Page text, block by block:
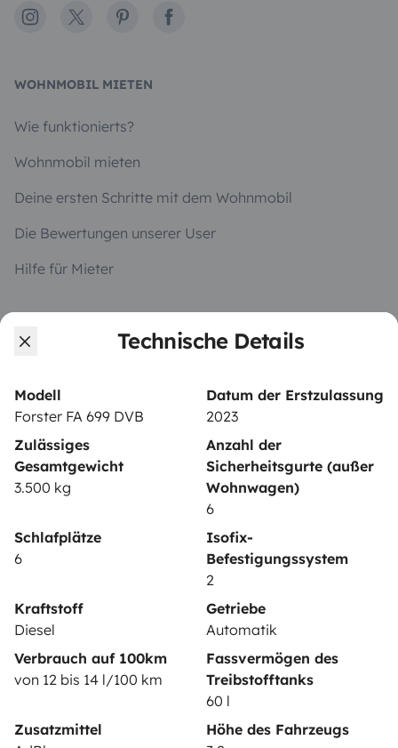
Technische Details
Modell
Forster FA 699 DVB
Datum der Erstzulassung
2023
Zulässiges
Gesamtgewicht
3.500 kg
Anzahl der
Sicherheitsgurte (außer
Wohnwagen)
6
Schlafplätze
6
Isofix-
Befestigungssystem
2
Kraftstoff
Diesel
Getriebe
Automatik
Verbrauch auf 100km
von 12 bis 14 l/100 km
Fassvermögen des
Treibstofftanks
60 l
Zusatzmittel
Höhe des Fahrzeugs
Instagram
X PinterestFacebook
WOHNMOBIL MIETEN
Wie funktionierts?
Wohnmobil mieten
Deine ersten Schritte mit dem Wohnmobil
Die Bewertungen unserer User
Hilfe für Mieter
VERMIETER
Mietvertrag
Mietversicherung
Mietpannenhilfe
Sichere Zahlungsweisen Ratenzahlung
Herunterladen im
Verfügbar auf